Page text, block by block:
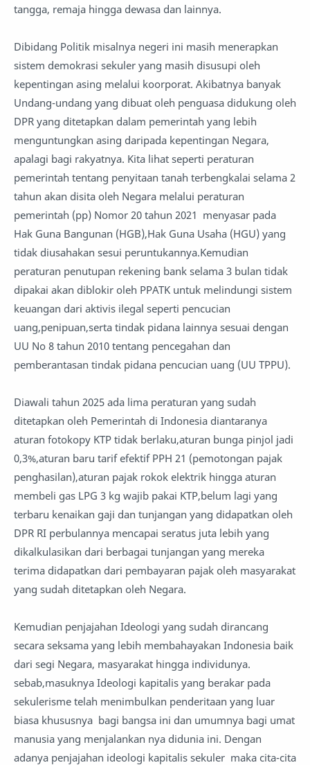
tangga, remaja hingga dewasa dan lainnya.
Dibidang Politik misalnya negeri ini masih menerapkan
sistem demokrasi sekuler yang masih disusupi oleh
kepentingan asing melalui koorporat. Akibatnya banyak
Undang-undang yang dibuat oleh penguasa didukung oleh
DPR yang ditetapkan dalam pemerintah yang lebih
menguntungkan asing daripada kepentingan Negara,
apalagi bagi rakyatnya. Kita lihat seperti peraturan
pemerintah tentang penyitaan tanah terbengkalai selama 2
tahun akan disita oleh Negara melalui peraturan
pemerintah (pp) Nomor 20 tahun 2021 menyasar pada
Hak Guna Bangunan (HGB),Hak Guna Usaha (HGU) yang
tidak diusahakan sesui peruntukannya.Kemudian
peraturan penutupan rekening bank selama 3 bulan tidak
dipakai akan diblokir oleh PPATK untuk melindungi sistem
keuangan dari aktivis ilegal seperti pencucian
uang,penipuan,serta tindak pidana lainnya sesuai dengan
UU No 8 tahun 2010 tentang pencegahan dan
pemberantasan tindak pidana pencucian uang (UU TPPU).
Diawali tahun 2025 ada lima peraturan yang sudah
ditetapkan oleh Pemerintah di Indonesia diantaranya
aturan fotokopy KTP tidak berlaku,aturan bunga pinjol jadi
0,3%,aturan baru tarif efektif PPH 21 (pemotongan pajak
penghasilan),aturan pajak rokok elektrik hingga aturan
membeli gas LPG 3 kg wajib pakai KTP,belum lagi yang
terbaru kenaikan gaji dan tunjangan yang didapatkan oleh
DPR RI perbulannya mencapai seratus juta lebih yang
dikalkulasikan dari berbagai tunjangan yang mereka
terima didapatkan dari pembayaran pajak oleh masyarakat
yang sudah ditetapkan oleh Negara.
Kemudian penjajahan Ideologi yang sudah dirancang
secara seksama yang lebih membahayakan Indonesia baik
dari segi Negara, masyarakat hingga individunya.
sebab,masuknya Ideologi kapitalis yang berakar pada
sekulerisme telah menimbulkan penderitaan yang luar
biasa khususnya bagi bangsa ini dan umumnya bagi umat
manusia yang menjalankan nya didunia ini. Dengan
adanya penjajahan ideologi kapitalis sekuler maka cita-cita